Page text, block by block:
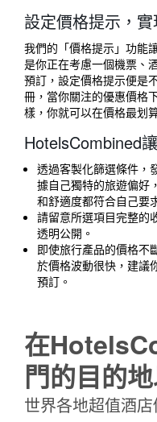
設定價格提示，實
我們的「價格提示」功能
是你正在考慮一個機票、
預訂，設定價格提示便是
冊，當你關注的優惠價格
樣，你就可以在價格最划
HotelsCombined​
透過客製化篩選條件，
據自己獨特的旅遊偏好
和舒適度都符合自己要
請留意所選項目完整的
透明公開。
即使旅行產品的價格不
於價格波動很快，建議
預訂。
在
門的目的
世界各地超值酒